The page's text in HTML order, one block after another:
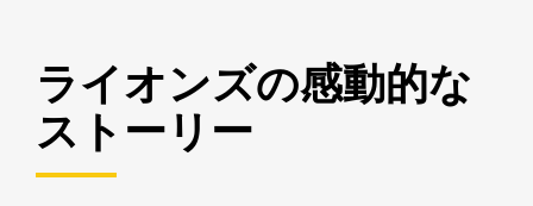
ライオンズの感動的な
ストーリー